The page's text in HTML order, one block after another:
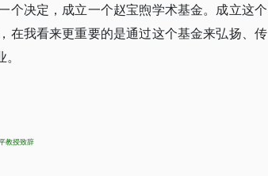
个决定，成立一个赵宝煦学术基金。成立这个
在我看来更重要的是通过这个基金来弘扬、传
教授致辞